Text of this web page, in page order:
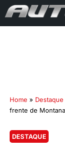
Home » Destaque
frente de Montana
DESTAQUE